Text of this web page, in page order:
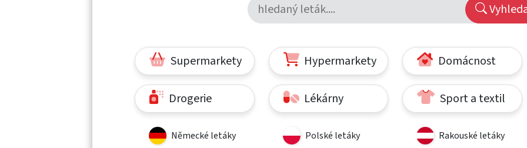
Supermarkety Hypermarkety Domácnost
Drogerie Lékárny Sport a textil
Německé letáky Polské letáky Rakouské letáky